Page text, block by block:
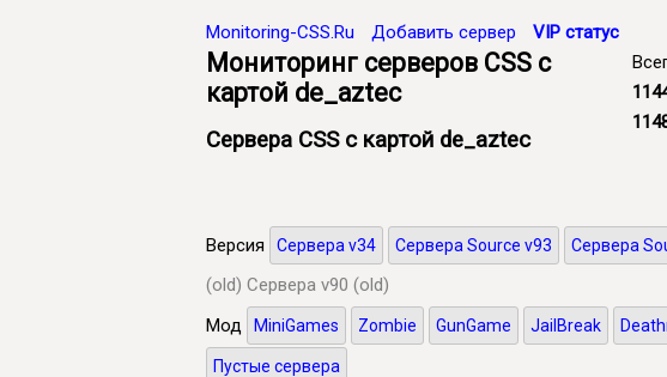
Monitoring-CSS.Ru Добавить сервер
VIP статус
Мониторинг серверов CSS с
картой de_aztec
Сервера CSS с картой de_aztec
Версия Сервера v34 Сервера Source v93 Сервера
(old) Сервера v90 (old)
Мод
MiniGames Zombie GunGame JailBreak
Пустые сервера